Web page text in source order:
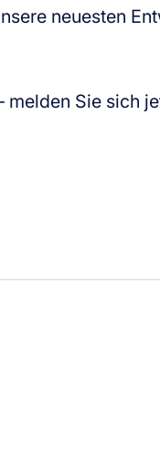
neuesten
Sie sich